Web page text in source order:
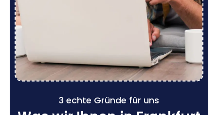
3 echte Gründe für uns